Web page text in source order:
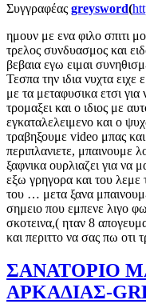
Συγγραφέας greysword(
ημουν με ενα φιλο σπιτι
τρελος συνδυασμος και
βεβαια εγω ειμαι
Τεσπα την ιδια νυχτα ειχε
με τα μεταφυσικα ετσι
τρομαξει και ο ιδιος με
εγκαταλελειμενο και ο
τραβηξουμε video μπας
περιπλανιετε, μπαινουμε
ξαφνικα ουρλιαζει για να
εξω γρηγορα και του λεμε
του … μετα ξανα
σημειο που εμπενε λιγο
σκοτεινα,( ηταν 8
και περιττο να σας πω οτι
ΣΑΝΑΤΟΡΙΟ
ΑΡΚΑΔΙΑΣ-